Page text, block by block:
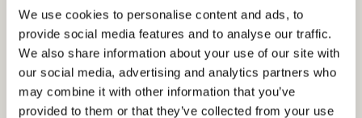
We use cookies to personalise content and ads, to
provide social media features and to analyse our traffic.
We also share information about your use of our site with
our social media, advertising and analytics partners who
may combine it with other information that you’ve
provided to them or that they’ve collected from your use
Hacia el final del período de permanencia en el País,
nuestro personal ha participado en el Primer Congreso
Nacional de la Piña con el fin de actualizarse sobre la
situación actual y comprender mejor la potencialidad
del cultivo en República Dominicana.